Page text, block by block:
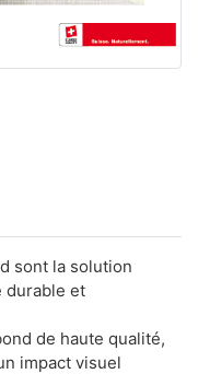
sont la solution
durable et
de haute qualité,
impact visuel